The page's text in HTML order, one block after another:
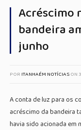
Acréscimo
bandeira
junho
POR ITANHAÉM NOTÍCIASON
A conta de luz para os
acréscimo da bandeira
havia sido acionada em